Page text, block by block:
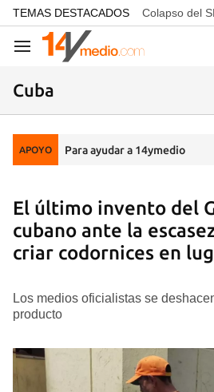
common.go-to-content
TEMAS DESTACADOS Colapso del
Navegación
Cuba
APOYO Para ayudar a 14ymedio
El último invento del
cubano ante la
criar codornices en
Los medios oficialistas se
producto